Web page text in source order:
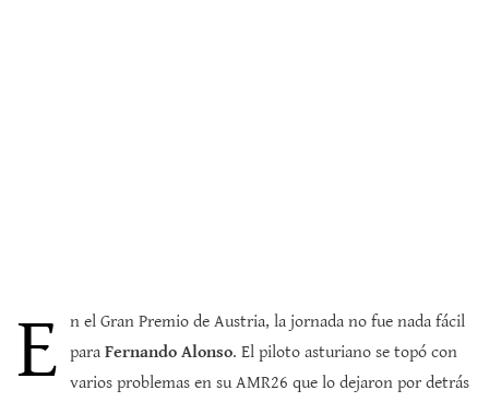
E
n el Gran Premio de Austria, la jornada no fue nada fácil
para Fernando Alonso. El piloto asturiano se topó con
varios problemas en su AMR26 que lo dejaron por detrás